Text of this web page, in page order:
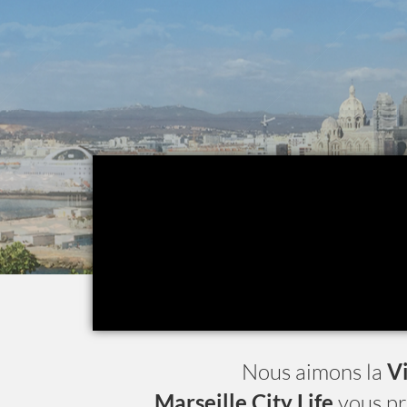
Nous aimons la